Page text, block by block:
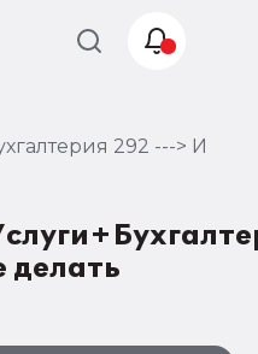
292 ---> И
делать